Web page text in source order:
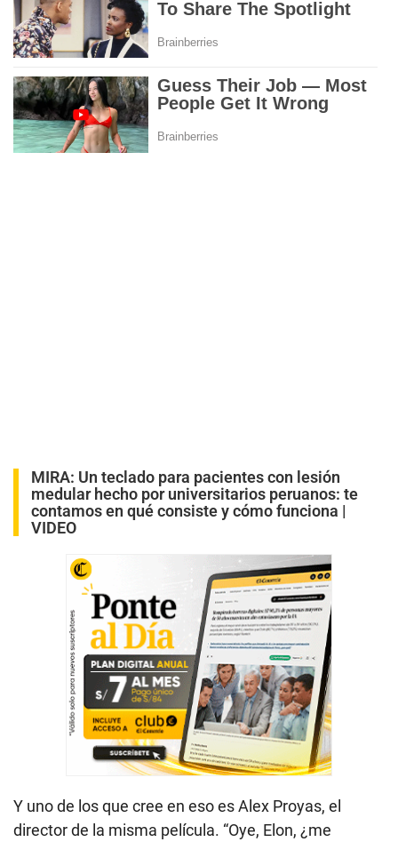
Y uno de los que cree en eso es Alex Proyas, el
director de la misma película. “Oye, Elon, ¿me
puedes devolver mis diseños, por favor?”, escribió el
director de cine en su cuenta de X (antes Twitter),
dirigiéndose a Elon Musk, dueño de la firma
tecnológica.
Hey Elon, Can I have my designs back please?#ElonMusk#Elon_Musk
pic.twitter.com/WPgxHevr6E
— Alex Proyas (@alex_proyas)October 13, 2024
Pero no solo se trata del parecido entre el robot
Optimus y la película Yo, robot. En la imagen
compartida por Alex Proyas también se puede ver el
parecido con sus nuevos Cybercab y el Robovan.
Además, el evento mismo de la presentación se